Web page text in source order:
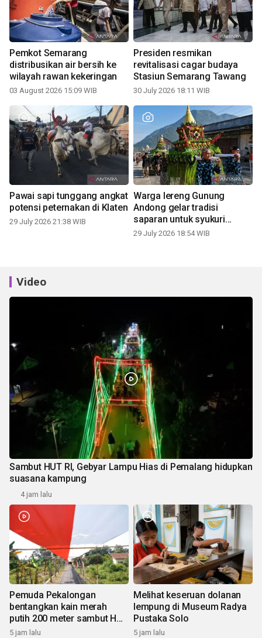
Pemkot Semarang
distribusikan air bersih ke
wilayah rawan kekeringan
03 August 2026 15:09 WIB
Presiden resmikan
revitalisasi cagar budaya
Stasiun Semarang Tawang
30 July 2026 18:11 WIB
Pawai sapi tunggang angkat
potensi peternakan di Klaten
29 July 2026 21:38 WIB
Warga lereng Gunung
Andong gelar tradisi
saparan untuk syukuri
panen
29 July 2026 18:54 WIB
Video
Sambut HUT RI, Gebyar Lampu Hias di Pemalang hidupkan
suasana kampung
4 jam lalu
Pemuda Pekalongan
bentangkan kain merah
putih 200 meter sambut HUT
RI
5 jam lalu
Melihat keseruan dolanan
lempung di Museum Radya
Pustaka Solo
5 jam lalu